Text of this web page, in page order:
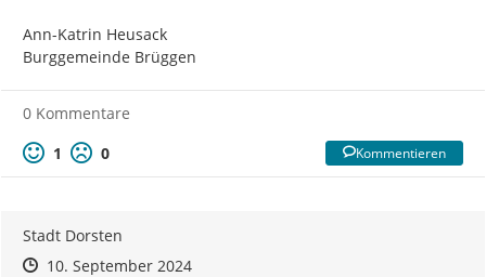
Ann-Katrin Heusack
Burggemeinde Brüggen
0 Kommentare
1
0 Kommentieren
Stadt Dorsten
Zeitpunkt des Erstellens
Zeitpunkt des Erstellens
10. September 2024Zur Äußerung